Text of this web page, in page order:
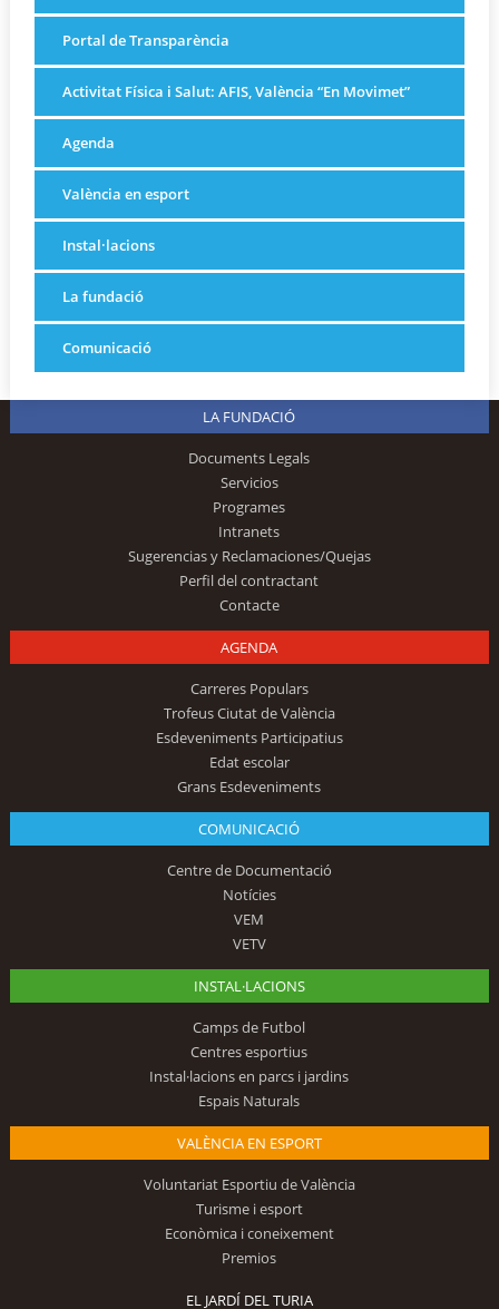
Portal de Transparència
Activitat Física i Salut: AFIS, València “En Movimet”
Agenda
València en esport
Instal·lacions
La fundació
Comunicació
LA FUNDACIÓ
Documents Legals
Servicios
Programes
Intranets
Sugerencias y Reclamaciones/Quejas
Perfil del contractant
Contacte
AGENDA
Carreres Populars
Trofeus Ciutat de València
Esdeveniments Participatius
Edat escolar
Grans Esdeveniments
COMUNICACIÓ
Centre de Documentació
Notícies
VEM
VETV
INSTAL·LACIONS
Camps de Futbol
Centres esportius
Instal·lacions en parcs i jardins
Espais Naturals
VALÈNCIA EN ESPORT
Voluntariat Esportiu de València
Turisme i esport
Econòmica i coneixement
Premios
EL JARDÍ DEL TURIA